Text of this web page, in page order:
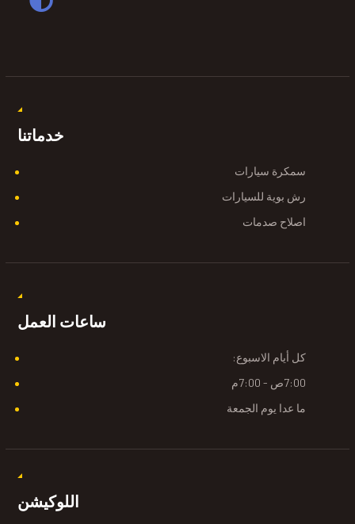
خدماتنا
سمكرة سيارات
رش بوية للسيارات
اصلاح صدمات
ساعات العمل
كل أيام الاسبوع:
7:00ص - 7:00م
ما عدا يوم الجمعة
اللوكيشن